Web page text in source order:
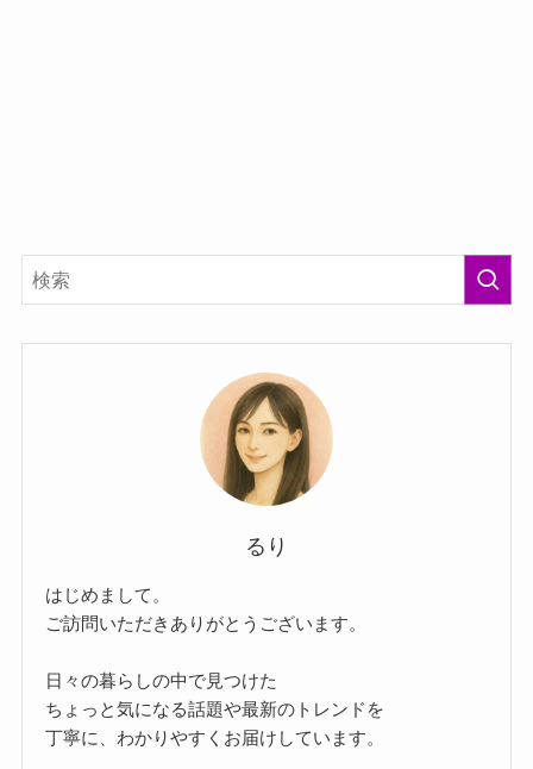
るり
はじめまして。
ご訪問いただきありがとうございます。
日々の暮らしの中で見つけた
ちょっと気になる話題や最新のトレンドを
丁寧に、わかりやすくお届けしています。